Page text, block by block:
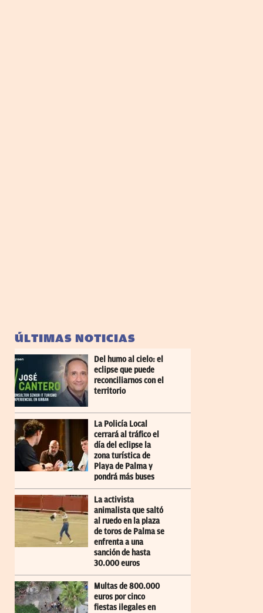
ÚLTIMAS NOTICIAS
Del humo al cielo: el
eclipse que puede
reconciliarnos con el
territorio
La Policía Local
cerrará al tráfico el
día del eclipse la
zona turística de
Playa de Palma y
pondrá más buses
La activista
animalista que saltó
al ruedo en la plaza
de toros de Palma se
enfrenta a una
sanción de hasta
30.000 euros
Multas de 800.000
euros por cinco
fiestas ilegales en